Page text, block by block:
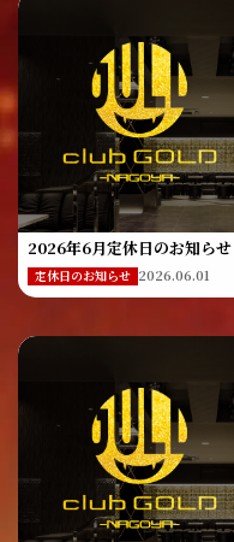
2026年6月定休日のお知らせ
定休日のお知らせ 2026.06.01